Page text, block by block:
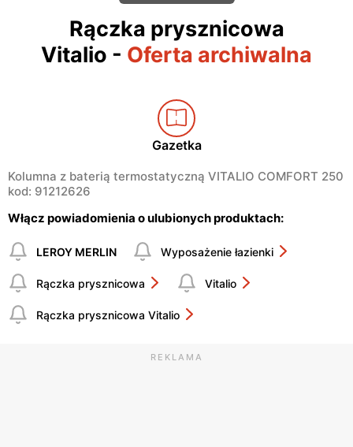
Rączka prysznicowa
Vitalio - Oferta archiwalna
Gazetka
Kolumna z baterią termostatyczną VITALIO COMFORT 250
kod: 91212626
Włącz powiadomienia o ulubionych produktach:
LEROY MERLIN Wyposażenie łazienki
Rączka prysznicowa Vitalio
Rączka prysznicowa Vitalio
REKLAMA